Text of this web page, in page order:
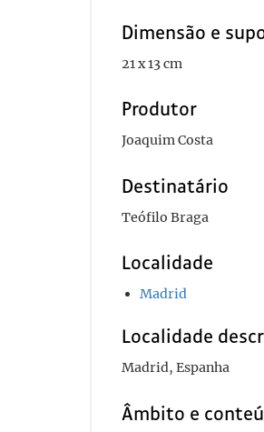
Dimensão e
21 x 13 cm
Produtor
Joaquim Costa
Destinatário
Teófilo Braga
Localidade
Madrid
Localidade
Madrid, Espanha
Âmbito e